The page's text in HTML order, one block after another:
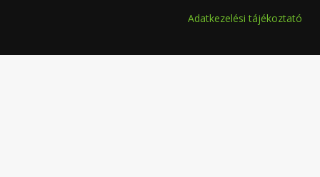
Adatkezelési tájékoztató